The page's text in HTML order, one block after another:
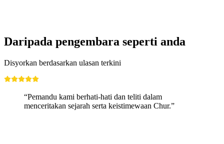
Daripada pengembara seperti anda
Disyorkan berdasarkan ulasan terkini
“Pemandu kami berhati-hati dan teliti dalam
menceritakan sejarah serta keistimewaan Chur.”